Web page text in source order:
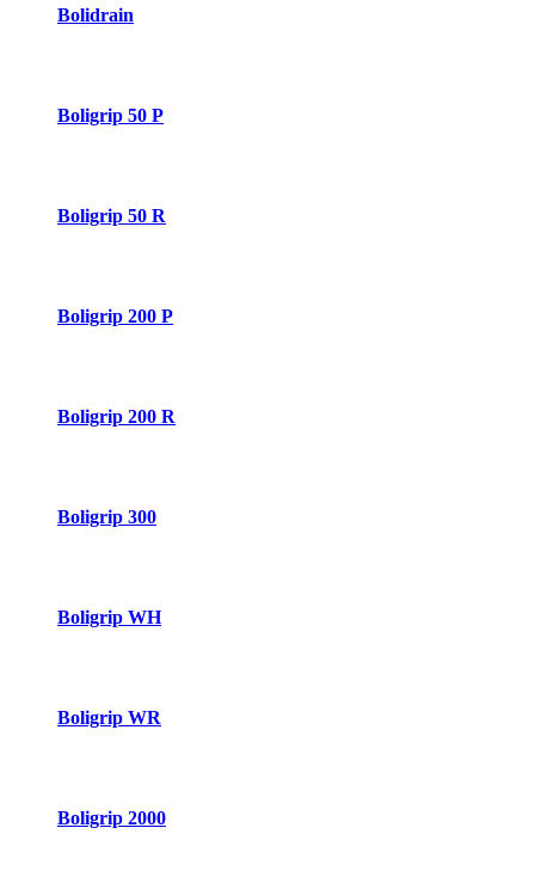
Bolidrain
Boligrip 50 P
Boligrip 50 R
Boligrip 200 P
Boligrip 200 R
Boligrip 300
Boligrip WH
Boligrip WR
Boligrip 2000